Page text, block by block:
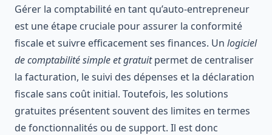
Gérer la comptabilité en tant qu’auto-entrepreneur
est une étape cruciale pour assurer la conformité
fiscale et suivre efficacement ses finances. Un logiciel
de comptabilité simple et gratuitpermet de centraliser
la facturation, le suivi des dépenses et la déclaration
fiscale sans coût initial. Toutefois, les solutions
gratuites présentent souvent des limites en termes
de fonctionnalités ou de support. Il est donc